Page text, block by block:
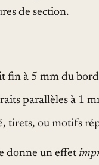
de section.
fin à 5 mm du bord
parallèles à 1
tirets, ou motifs
donne un effet